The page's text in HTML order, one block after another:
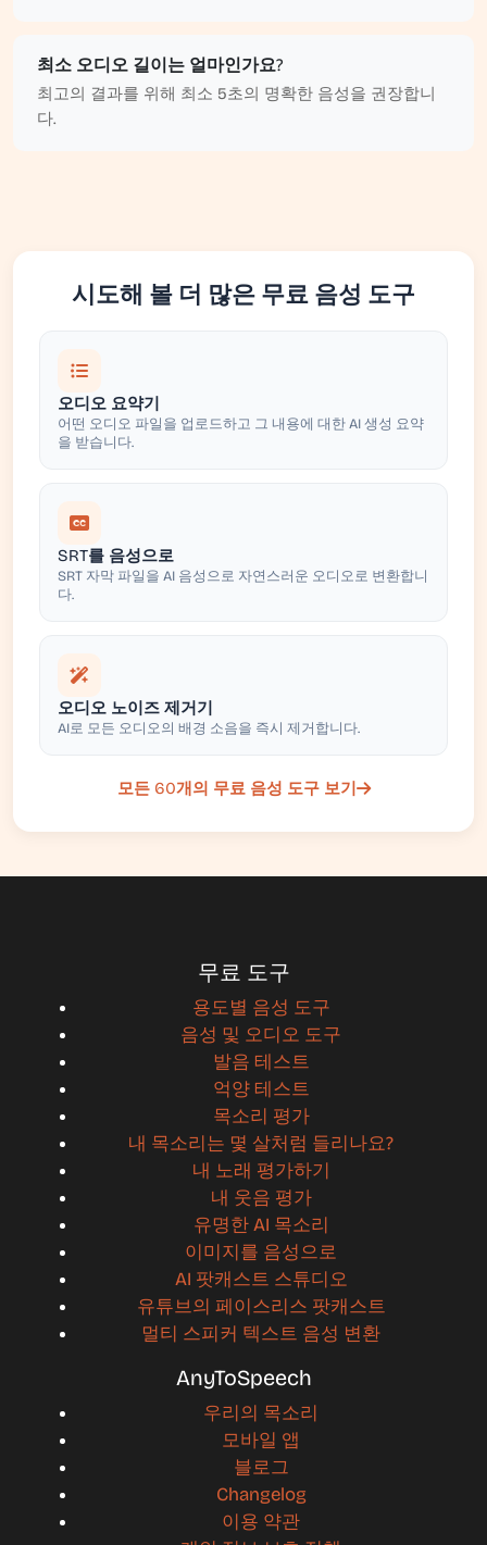
최소 오디오 길이는 얼마인가요?
최고의 결과를 위해 최소 5초의 명확한 음성을 권장합니
다.
시도해 볼 더 많은 무료 음성 도구
오디오 요약기
어떤 오디오 파일을 업로드하고 그 내용에 대한 AI 생성 요약
을 받습니다.
SRT를 음성으로
SRT 자막 파일을 AI 음성으로 자연스러운 오디오로 변환합니
다.
오디오 노이즈 제거기
AI로 모든 오디오의 배경 소음을 즉시 제거합니다.
모든 60개의 무료 음성 도구 보기
무료 도구
용도별 음성 도구
음성 및 오디오 도구
발음 테스트
억양 테스트
목소리 평가
내 목소리는 몇 살처럼 들리나요?
내 노래 평가하기
내 웃음 평가
유명한 AI 목소리
이미지를 음성으로
AI 팟캐스트 스튜디오
유튜브의 페이스리스 팟캐스트
멀티 스피커 텍스트 음성 변환
AnyToSpeech
우리의 목소리
모바일 앱
블로그
Changelog
이용 약관